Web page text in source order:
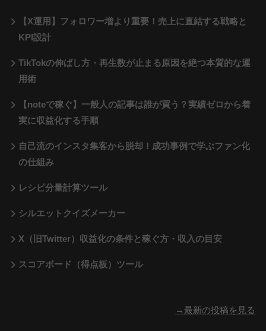
【X運用】フォロワー増より重要！売上に直結する戦略と
KPI設計
TikTokの伸ばし方・再生数が止まる原因を絶つ本質的な運
用術
【noteで稼ぐ】一般人の記事は誰が買う？実績ゼロから着
実に収益化する手順
自己流のインスタ集客から脱却！成功事例で学ぶファン化
の仕組み
レシピ分量計算ツール
シルエットクイズメーカー
X（旧Twitter）収益化の条件と稼ぐ方・収入の目安
スコアボード（得点板）ツール
→最新の投稿を見る